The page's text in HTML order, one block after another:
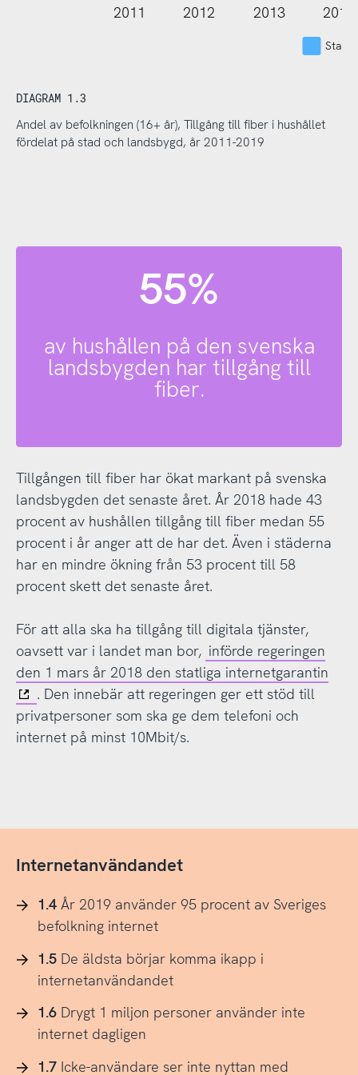
2011 2012 2013 2014
Stad
DIAGRAM 1.3
Andel av befolkningen (16+ år), Tillgång till fiber i hushållet
fördelat på stad och landsbygd, år 2011-2019
55%
av hushållen på den svenska
landsbygden har tillgång till
fiber.
Tillgången till fiber har ökat markant på svenska
landsbygden det senaste året. År 2018 hade 43
procent av hushållen tillgång till fiber medan 55
procent i år anger att de har det. Även i städerna
har en mindre ökning från 53 procent till 58
procent skett det senaste året.
För att alla ska ha tillgång till digitala tjänster,
oavsett var i landet man bor, införde regeringen
den 1 mars år 2018 den statliga internetgarantin
. Den innebär att regeringen ger ett stöd till
privatpersoner som ska ge dem telefoni och
internet på minst 10Mbit/s.
Internetanvändandet
1.4År 2019 använder 95 procent av Sveriges
befolkning internet
1.5De äldsta börjar komma ikapp i
internetanvändandet
1.6Drygt 1 miljon personer använder inte
internet dagligen
1.7Icke-användare ser inte nyttan med